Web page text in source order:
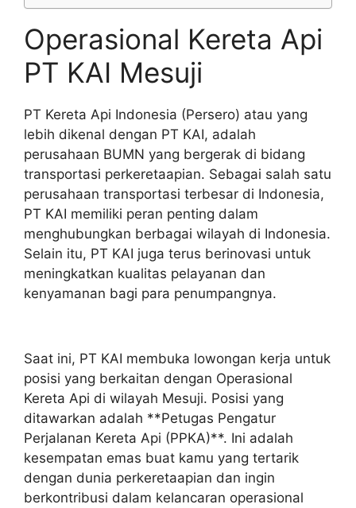
Operasional Kereta Api
PT KAI Mesuji
PT Kereta Api Indonesia (Persero) atau yang
lebih dikenal dengan PT KAI, adalah
perusahaan BUMN yang bergerak di bidang
transportasi perkeretaapian. Sebagai salah satu
perusahaan transportasi terbesar di Indonesia,
PT KAI memiliki peran penting dalam
menghubungkan berbagai wilayah di Indonesia.
Selain itu, PT KAI juga terus berinovasi untuk
meningkatkan kualitas pelayanan dan
kenyamanan bagi para penumpangnya.
Saat ini, PT KAI membuka lowongan kerja untuk
posisi yang berkaitan dengan Operasional
Kereta Api di wilayah Mesuji. Posisi yang
ditawarkan adalah **Petugas Pengatur
Perjalanan Kereta Api (PPKA)**. Ini adalah
kesempatan emas buat kamu yang tertarik
dengan dunia perkeretaapian dan ingin
berkontribusi dalam kelancaran operasional